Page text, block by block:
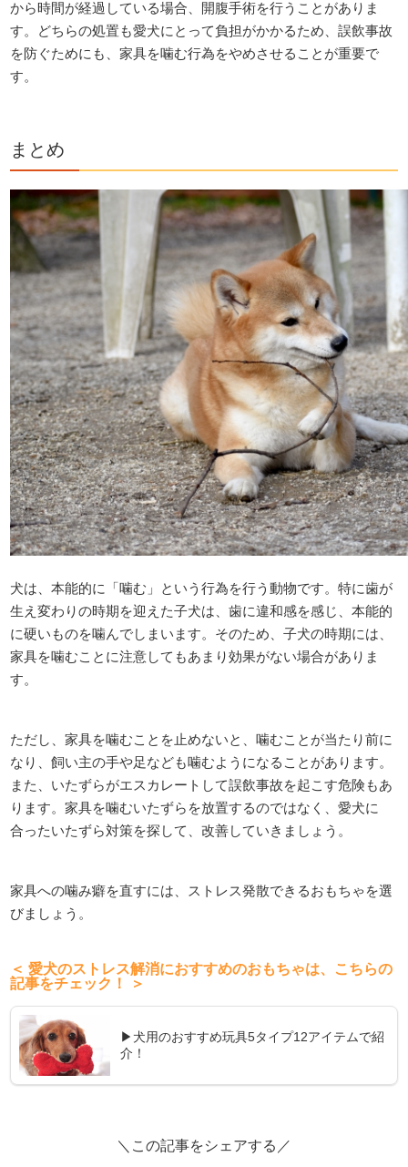
から時間が経過している場合、開腹手術を行うことがありま
す。どちらの処置も愛犬にとって負担がかかるため、誤飲事故
を防ぐためにも、家具を噛む行為をやめさせることが重要で
す。
まとめ
犬は、本能的に「噛む」という行為を行う動物です。特に歯が
生え変わりの時期を迎えた子犬は、歯に違和感を感じ、本能的
に硬いものを噛んでしまいます。そのため、子犬の時期には、
家具を噛むことに注意してもあまり効果がない場合がありま
す。
ただし、家具を噛むことを止めないと、噛むことが当たり前に
なり、飼い主の手や足なども噛むようになることがあります。
また、いたずらがエスカレートして誤飲事故を起こす危険もあ
ります。家具を噛むいたずらを放置するのではなく、愛犬に
合ったいたずら対策を探して、改善していきましょう。
家具への噛み癖を直すには、ストレス発散できるおもちゃを選
びましょう。
＜ 愛犬のストレス解消におすすめのおもちゃは、こちらの
記事をチェック！ ＞
▶犬用のおすすめ玩具5タイプ12アイテムで紹
介！
＼この記事をシェアする／